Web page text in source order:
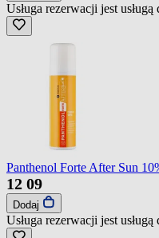
Usługa rezerwacji jest usługą
Panthenol Forte After Sun
12 09
Dodaj
Usługa rezerwacji jest usługą